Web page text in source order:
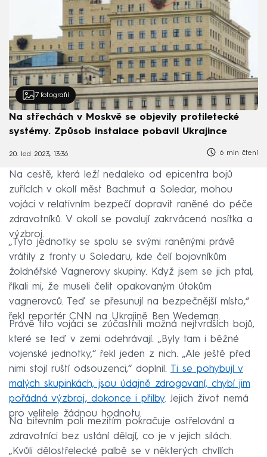
7 fotografií
Na střechách v Moskvě se objevily protiletecké
systémy. Způsob instalace pobavil Ukrajince
20. led 2023, 13:36 6 min čtení
Na cestě, která leží nedaleko od epicentra bojů
zuřících v okolí měst Bachmut a Soledar, mohou
vojáci v relativním bezpečí dopravit raněné do péče
zdravotníků. V okolí se povalují zakrvácená nosítka a
výzbroj.
„Tyto jednotky se spolu se svými raněnými právě
vrátily z fronty u Soledaru, kde čelí bojovníkům
žoldnéřské Vagnerovy skupiny. Když jsem se jich ptal,
říkali mi, že museli čelit opakovaným útokům
vagnerovců. Teď se přesunují na bezpečnější místo,“
řekl reportér CNN na Ukrajině Ben Wedeman.
Právě tito vojáci se zúčastnili možná nejtvrdších bojů,
které se teď v zemi odehrávají. „Byly tam i běžné
vojenské jednotky,“ řekl jeden z nich. „Ale ještě před
nimi stojí ruští odsouzenci,“ doplnil. Ti se pohybují v
malých skupinkách, jsou údajně zdrogovaní, chybí jim
pořádná výzbroj, dokonce i přilby. Jejich život nemá
pro velitele žádnou hodnotu.
Na bitevním poli mezitím pokračuje ostřelování a
zdravotníci bez ustání dělají, co je v jejich silách.
„Kvůli dělostřelecké palbě se v některých chvílích